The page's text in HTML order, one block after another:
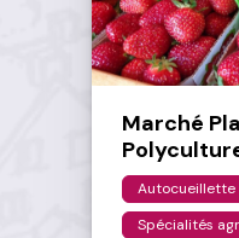
Marché
Autocueillette
Spécialités